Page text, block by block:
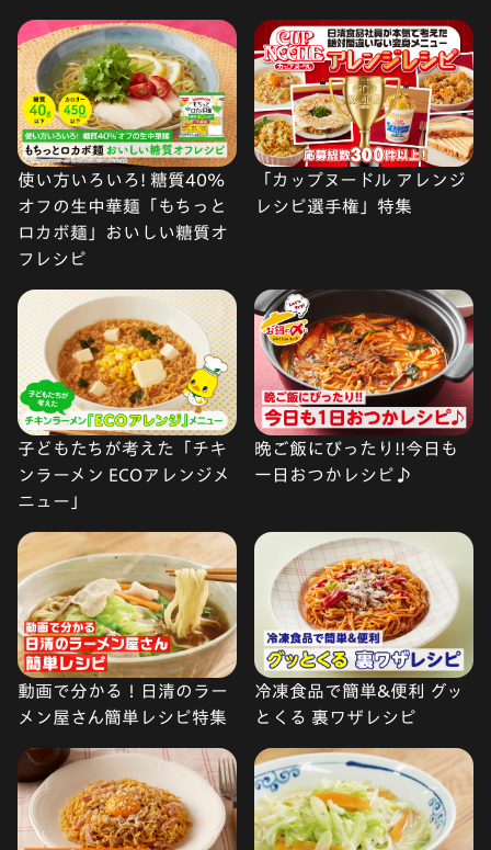
使い方いろいろ! 糖質40%
オフの生中華麺「もちっと
ロカボ麺」おいしい糖質オ
フレシピ
「カップヌードル アレンジ
レシピ選手権」特集
子どもたちが考えた「チキ
ンラーメン ECOアレンジメ
ニュー」
晩ご飯にぴったり!!今日も
一日おつかレシピ♪
動画で分かる！日清のラー
メン屋さん簡単レシピ特集
冷凍食品で簡単&便利 グッ
とくる 裏ワザレシピ